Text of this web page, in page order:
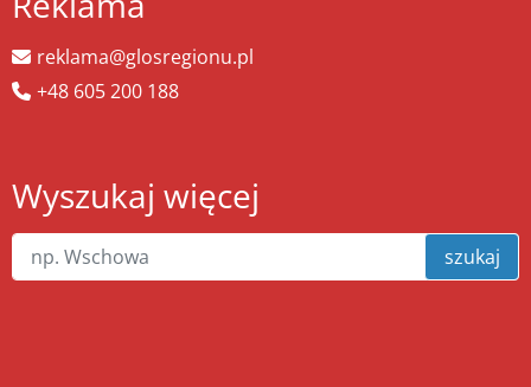
reklama@glosregionu.pl
+48 605 200 188
Wyszukaj więcej
szukaj